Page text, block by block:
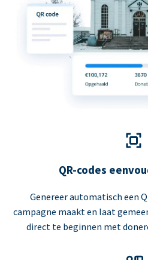
QR-codes
Genereer automatisch een
campagne maakt en laat
direct te beginnen met